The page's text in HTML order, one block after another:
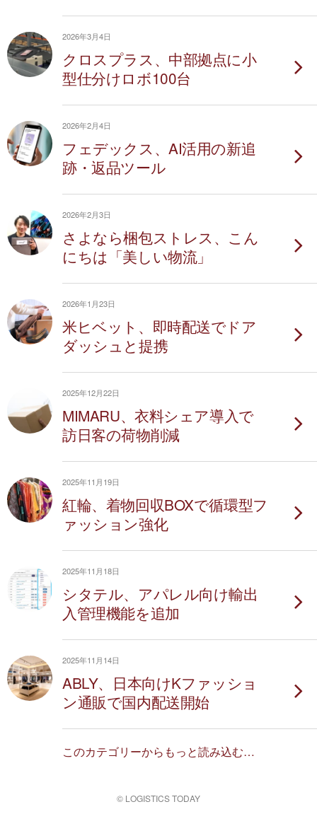
2026年3月4日
クロスプラス、中部拠点に小
型仕分けロボ100台
2026年2月4日
フェデックス、AI活用の新追
跡・返品ツール
2026年2月3日
さよなら梱包ストレス、こん
にちは「美しい物流」
2026年1月23日
米ヒベット、即時配送でドア
ダッシュと提携
2025年12月22日
MIMARU、衣料シェア導入で
訪日客の荷物削減
2025年11月19日
紅輪、着物回収BOXで循環型フ
ァッション強化
2025年11月18日
シタテル、アパレル向け輸出
入管理機能を追加
2025年11月14日
ABLY、日本向けKファッショ
ン通販で国内配送開始
このカテゴリーからもっと読み込む…
© LOGISTICS TODAY